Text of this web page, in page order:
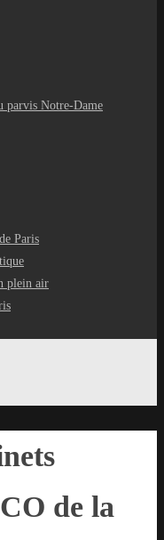
parvis Notre-Dame
Paris
plein air
de la